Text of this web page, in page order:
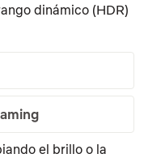
dinámico (HDR)
el brillo o la